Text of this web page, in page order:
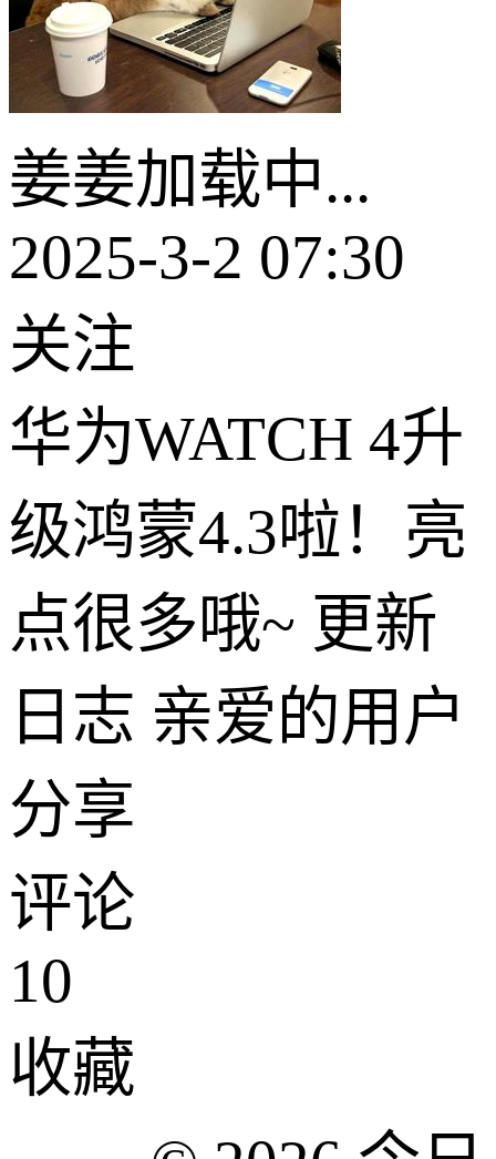
姜姜加载中...
2025-3-2 07:30
关注
华为WATCH 4升
级鸿蒙4.3啦！亮
点很多哦~ 更新
日志 亲爱的用户
分享
评论
10
收藏